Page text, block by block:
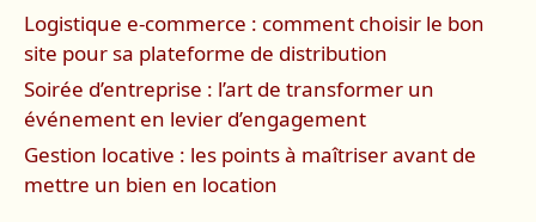
Logistique e-commerce : comment choisir le bon
site pour sa plateforme de distribution
Soirée d’entreprise : l’art de transformer un
événement en levier d’engagement
Gestion locative : les points à maîtriser avant de
mettre un bien en location